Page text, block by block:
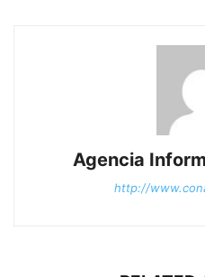
Agencia
http://